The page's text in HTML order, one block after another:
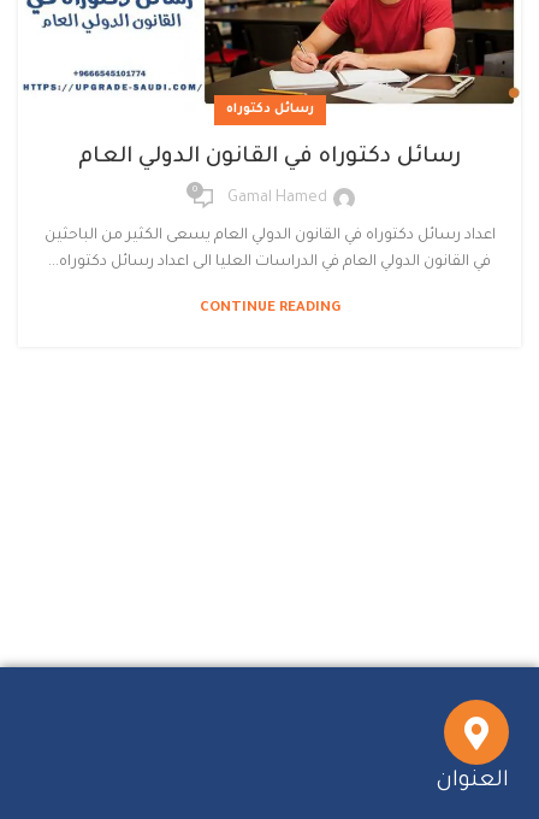
رسائل دكتوراه
رسائل دكتوراه في القانون الدولي العام
Gamal Hamed
0
اعداد رسائل دكتوراه في القانون الدولي العام يسعى الكثير من الباحثين
في القانون الدولي العام في الدراسات العليا الى اعداد رسائل دكتوراه...
CONTINUE READING
العنوان